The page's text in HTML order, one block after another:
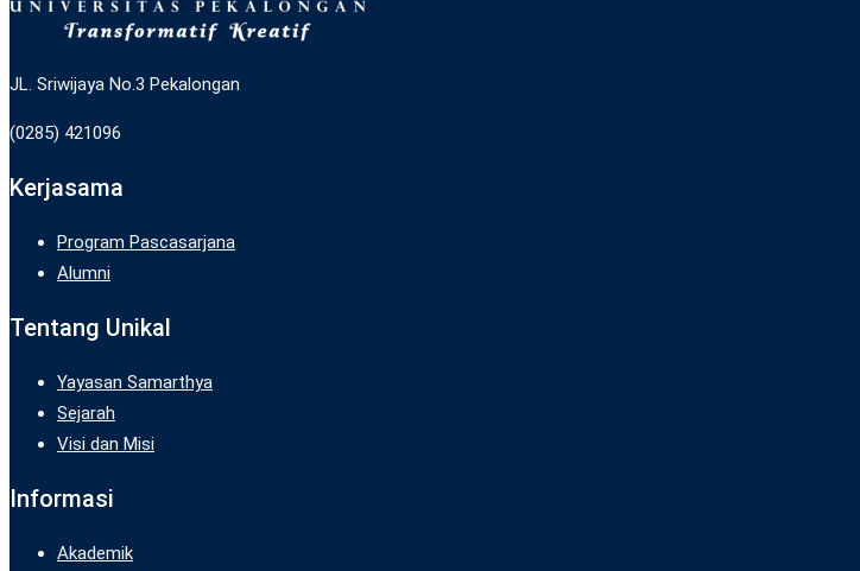
JL. Sriwijaya No.3 Pekalongan
(0285) 421096
Kerjasama
Program Pascasarjana
Alumni
Tentang Unikal
Yayasan Samarthya
Sejarah
Visi dan Misi
Informasi
Akademik